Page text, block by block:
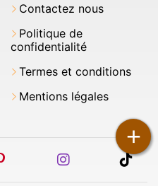
+
Contactez nous
Politique de
confidentialité
Termes et conditions
Mentions légales
pinterest instagram